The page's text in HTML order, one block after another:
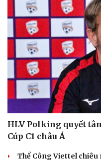
Ăn sạch sống khỏe
HLV Polking quyết
Cúp C1 châu Á
Thể Công Viettel